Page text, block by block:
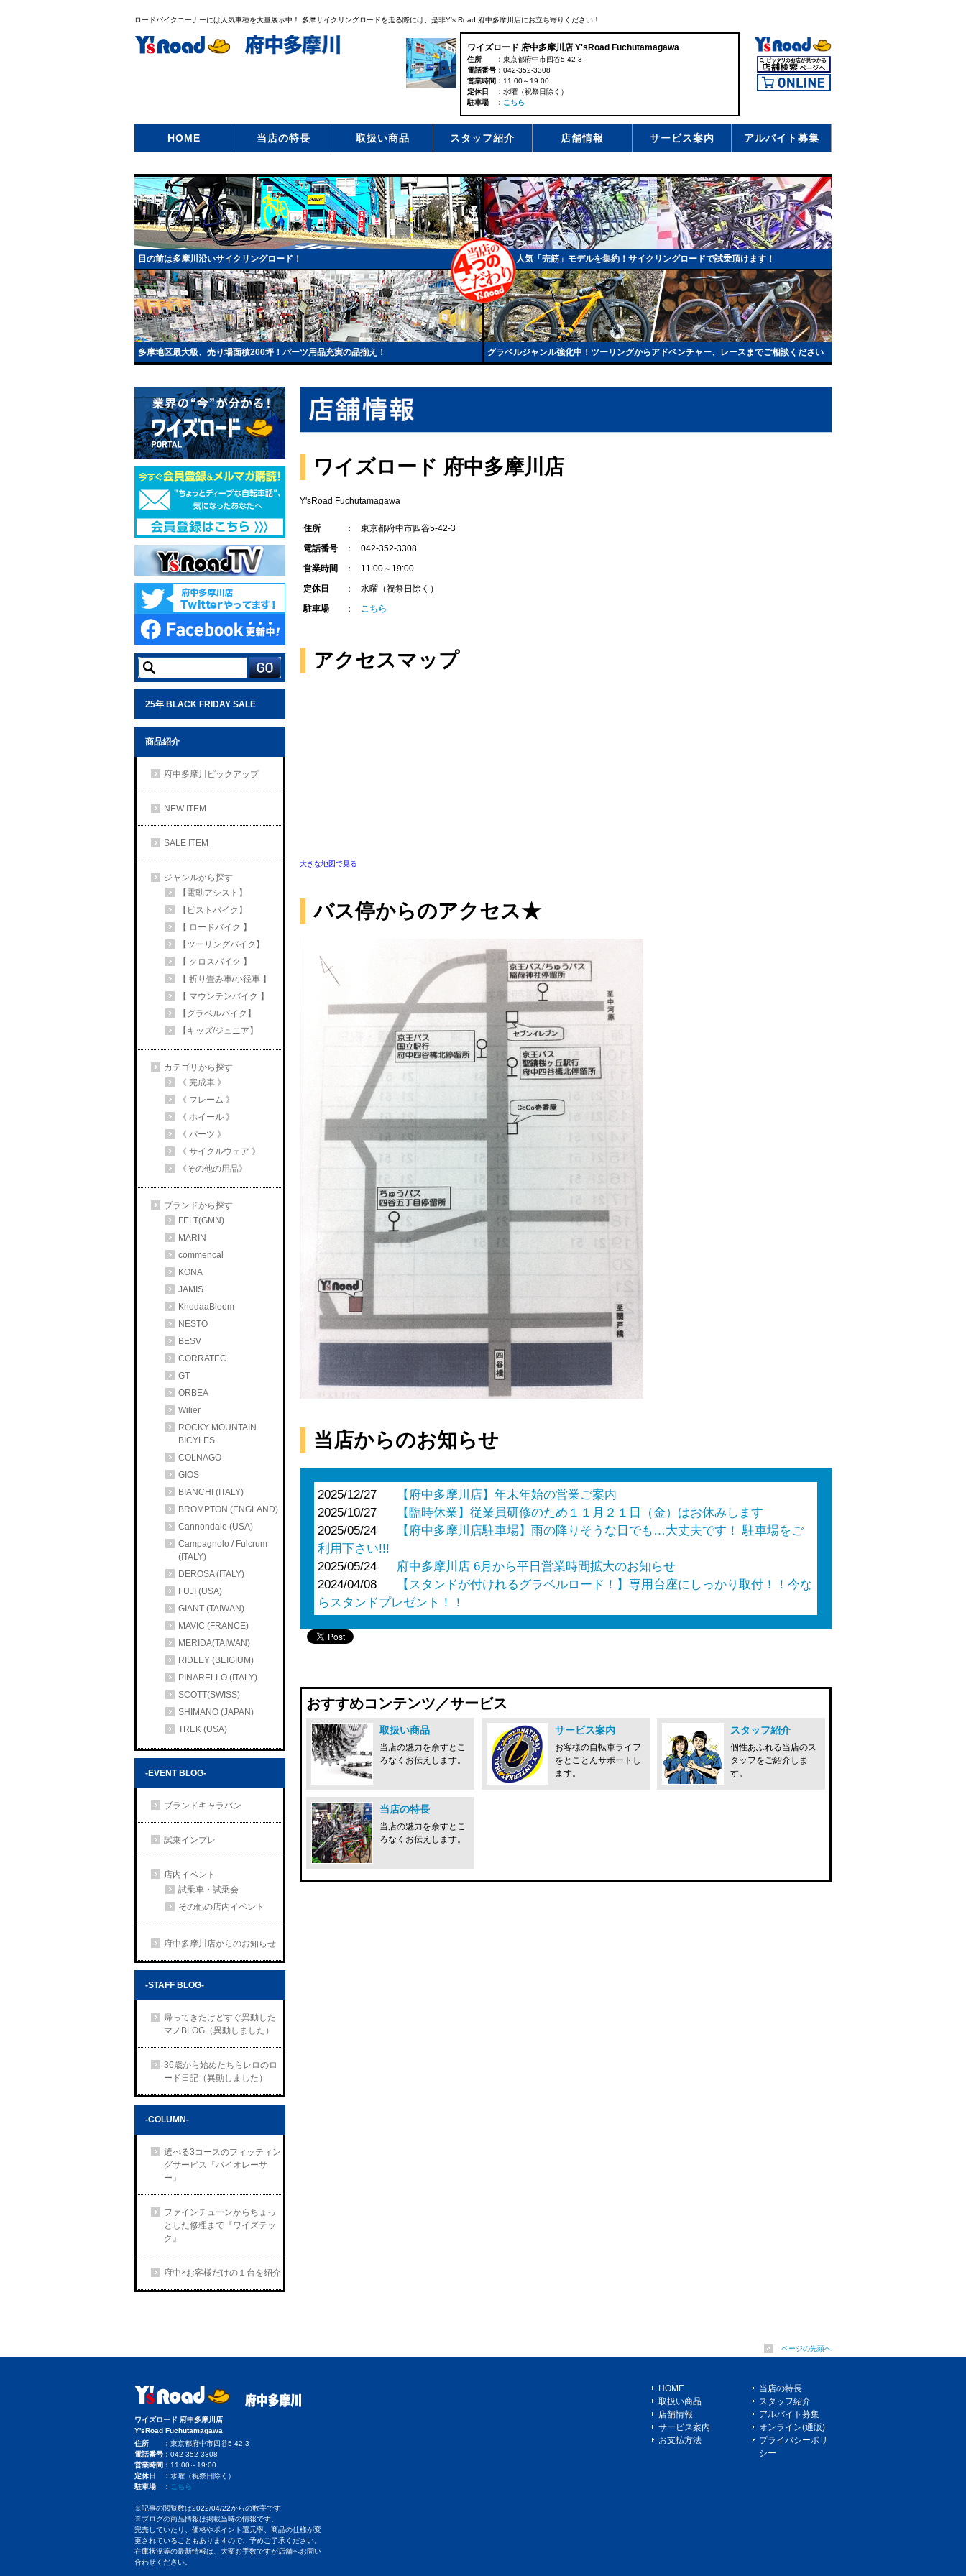
ロードバイクコーナーには人気車種を大量展示中！ 多摩サイクリングロードを走る際には、是非Y's Road 府中多摩川店にお立ち寄りください！
ワイズロード 府中多摩川店 Y'sRoad Fuchutamagawa
住所
東京都府中市四谷5-42-3
電話番号
042-352-3308
営業時間
11:00～19:00
定休日
水曜（祝祭日除く）
駐車場
こちら
HOME 当店の特長 取扱い商品 スタッフ紹介 店舗情報 サービス案内 アルバイト募集
目の前は多摩川沿いサイクリングロード！ 人気「売筋」モデルを集約！サイクリングロードで試乗頂けます！
多摩地区最大級、売り場面積200坪！パーツ用品充実の品揃え！ グラベルジャンル強化中！ツーリングからアドベンチャー、レースまでご相談ください
ワイズロード 府中多摩川店
Y'sRoad Fuchutamagawa
住所
東京都府中市四谷5-42-3
電話番号
042-352-3308
営業時間
11:00～19:00
定休日
水曜（祝祭日除く）
駐車場
こちら
アクセスマップ
大きな地図で見る
バス停からのアクセス★
当店からのお知らせ
2025/12/27
【府中多摩川店】年末年始の営業ご案内
2025/10/27
【臨時休業】従業員研修のため１１月２１日（金）はお休みします
2025/05/24
【府中多摩川店駐車場】雨の降りそうな日でも…大丈夫です！ 駐車場をご
利用下さい!!!
2025/05/24
府中多摩川店 6月から平日営業時間拡大のお知らせ
2024/04/08
【スタンドが付けれるグラベルロード！】専用台座にしっかり取付！！今な
らスタンドプレゼント！！
おすすめコンテンツ／サービス
取扱い商品
当店の魅力を余すとこ
ろなくお伝えします。
サービス案内
お客様の自転車ライフ
をとことんサポートし
ます。
スタッフ紹介
個性あふれる当店のス
タッフをご紹介しま
す。
当店の特長
当店の魅力を余すとこ
ろなくお伝えします。
25年 BLACK FRIDAY SALE
商品紹介
府中多摩川ピックアップ
NEW ITEM
SALE ITEM
ジャンルから探す
【電動アシスト】
【ピストバイク】
【 ロードバイク 】
【ツーリングバイク】
【 クロスバイク 】
【 折り畳み車/小径車 】
【 マウンテンバイク 】
【グラベルバイク】
【キッズ/ジュニア】
カテゴリから探す
《 完成車 》
《 フレーム 》
《 ホイール 》
《 パーツ 》
《 サイクルウェア 》
《その他の用品》
ブランドから探す
FELT(GMN)
MARIN
commencal
KONA
JAMIS
KhodaaBloom
NESTO
BESV
CORRATEC
GT
ORBEA
Wilier
ROCKY MOUNTAIN
BICYLES
COLNAGO
GIOS
BIANCHI (ITALY)
BROMPTON (ENGLAND)
Cannondale (USA)
Campagnolo / Fulcrum
(ITALY)
DEROSA (ITALY)
FUJI (USA)
GIANT (TAIWAN)
MAVIC (FRANCE)
MERIDA(TAIWAN)
RIDLEY (BEIGIUM)
PINARELLO (ITALY)
SCOTT(SWISS)
SHIMANO (JAPAN)
TREK (USA)
-EVENT BLOG-
ブランドキャラバン
試乗インプレ
店内イベント
試乗車・試乗会
その他の店内イベント
府中多摩川店からのお知らせ
-STAFF BLOG-
帰ってきたけどすぐ異動した
マノBLOG（異動しました）
36歳から始めたちらレロのロ
ード日記（異動しました）
-COLUMN-
選べる3コースのフィッティン
グサービス『バイオレーサ
ー』
ファインチューンからちょっ
とした修理まで『ワイズテッ
ク』
府中×お客様だけの１台を紹介
ページの先頭へ
ワイズロード 府中多摩川店
Y'sRoad Fuchutamagawa
住所
東京都府中市四谷5-42-3
電話番号
042-352-3308
営業時間
11:00～19:00
定休日
水曜（祝祭日除く）
駐車場
こちら
※記事の閲覧数は2022/04/22からの数字です
※ブログの商品情報は掲載当時の情報です。
完売していたり、価格やポイント還元率、商品の仕様が変
更されていることもありますので、予めご了承ください。
在庫状況等の最新情報は、大変お手数ですが店舗へお問い
合わせください。
HOME
当店の特長
取扱い商品
スタッフ紹介
店舗情報
アルバイト募集
サービス案内
オンライン(通販)
お支払方法
プライバシーポリ
シー